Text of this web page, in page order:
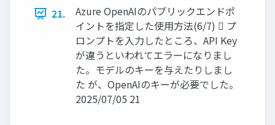
21.
Azure OpenAIのパブリックエンドポ
イントを指定した使用方法(6/7)  プ
ロンプトを入力したところ、API Key
が違うといわれてエラーになりまし
た。モデルのキーを与えたりしまし
た が、OpenAIのキーが必要でした。
2025/07/05 21